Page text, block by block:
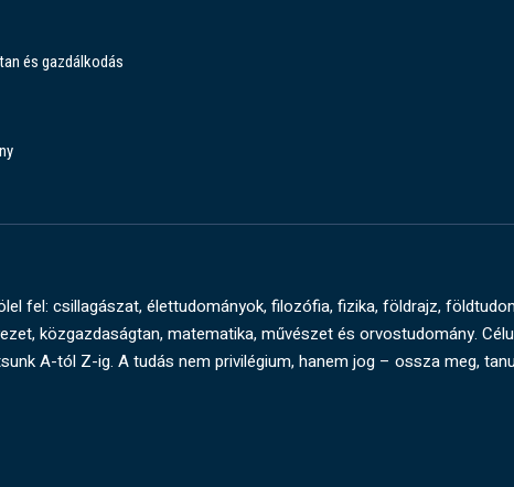
és gazdálkodás
fel: csillagászat, élettudományok, filozófia, fizika, földrajz,
közgazdaságtan, matematika, művészet és orvostudomány.
A-tól Z-ig. A tudás nem privilégium, hanem jog – ossza meg,